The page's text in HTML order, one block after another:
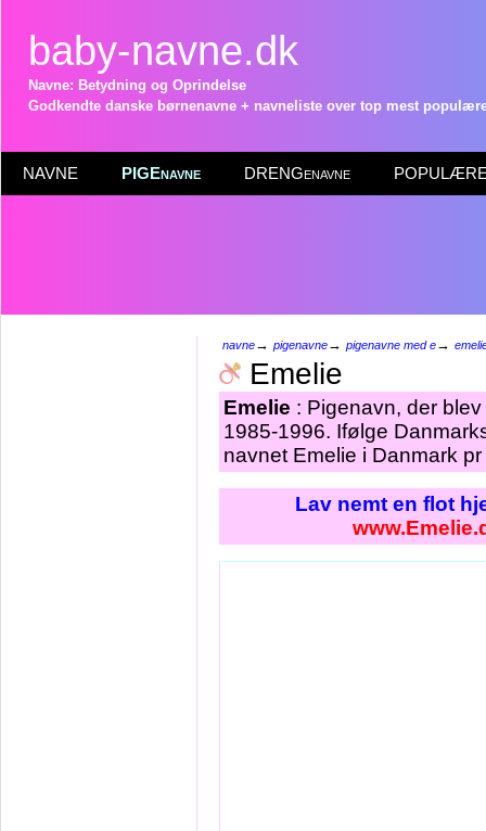
baby-navne.dk
Navne: Betydning og Oprindelse
Godkendte danske børnenavne + navneliste over top mest
NAVNE PIGEnavne DRENGenavne POPULÆRE
navne→ pigenavne→ pigenavne med e→
Emelie
Emelie : Pigenavn, der
1985-1996. Ifølge
navnet Emelie i Danmark
Lav nemt en flot